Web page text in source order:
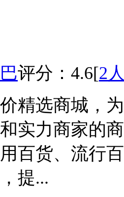
评分： 4.6[2
精选商城，
实力商家的
百货、流行
提...